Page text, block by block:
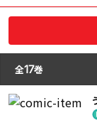
全17巻